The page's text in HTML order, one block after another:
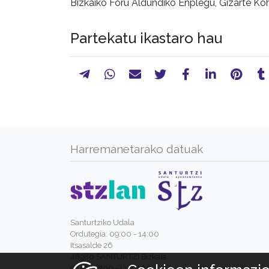
Bizkaiko Foru Aldundiko Enplegu, Gizarte
Partekatu ikastaro hau
Harremanetarako datuak
Santurtziko Udala
Ordutegia: 09:00 - 14:00
Itsasalde 26